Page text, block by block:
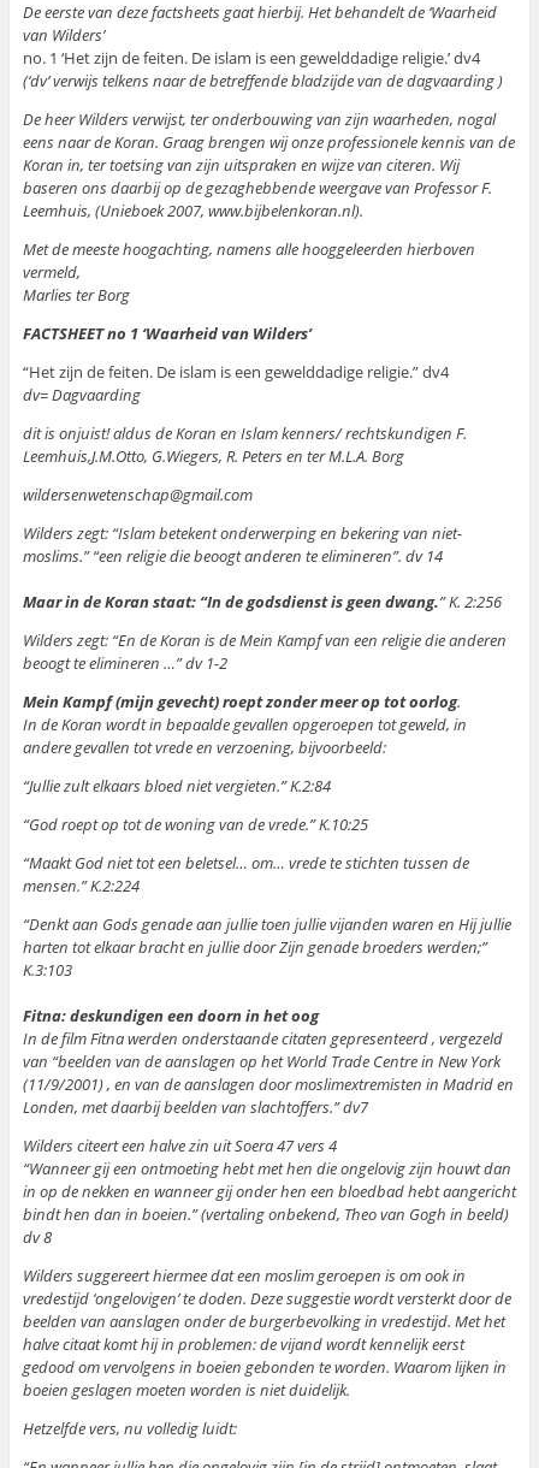
De eerste van deze factsheets gaat hierbij. Het behandelt de ‘Waarheid
van Wilders’
no. 1 ‘Het zijn de feiten. De islam is een gewelddadige religie.’ dv4
(‘dv’ verwijs telkens naar de betreffende bladzijde van de dagvaarding )
De heer Wilders verwijst, ter onderbouwing van zijn waarheden, nogal
eens naar de Koran. Graag brengen wij onze professionele kennis van de
Koran in, ter toetsing van zijn uitspraken en wijze van citeren. Wij
baseren ons daarbij op de gezaghebbende weergave van Professor F.
Leemhuis, (Unieboek 2007, www.bijbelenkoran.nl).
Met de meeste hoogachting, namens alle hooggeleerden hierboven
vermeld,
Marlies ter Borg
FACTSHEET no 1 ‘Waarheid van Wilders’
“Het zijn de feiten. De islam is een gewelddadige religie.” dv4
dv= Dagvaarding
dit is onjuist! aldus de Koran en Islam kenners/ rechtskundigen F.
Leemhuis,J.M.Otto, G.Wiegers, R. Peters en ter M.L.A. Borg
wildersenwetenschap@gmail.com
Wilders zegt: “Islam betekent onderwerping en bekering van niet-
moslims.” “een religie die beoogt anderen te elimineren”. dv 14
Maar in de Koran staat: “In de godsdienst is geen dwang.” K. 2:256
Wilders zegt: “En de Koran is de Mein Kampf van een religie die anderen
beoogt te elimineren …” dv 1-2
Mein Kampf (mijn gevecht) roept zonder meer op tot oorlog.
In de Koran wordt in bepaalde gevallen opgeroepen tot geweld, in
andere gevallen tot vrede en verzoening, bijvoorbeeld:
“Jullie zult elkaars bloed niet vergieten.” K.2:84
“God roept op tot de woning van de vrede.” K.10:25
“Maakt God niet tot een beletsel… om… vrede te stichten tussen de
mensen.” K.2:224
“Denkt aan Gods genade aan jullie toen jullie vijanden waren en Hij jullie
harten tot elkaar bracht en jullie door Zijn genade broeders werden;”
K.3:103
Fitna: deskundigen een doorn in het oog
In de film Fitna werden onderstaande citaten gepresenteerd , vergezeld
van “beelden van de aanslagen op het World Trade Centre in New York
(11/9/2001) , en van de aanslagen door moslimextremisten in Madrid en
Londen, met daarbij beelden van slachtoffers.” dv7
Wilders citeert een halve zin uit Soera 47 vers 4
“Wanneer gij een ontmoeting hebt met hen die ongelovig zijn houwt dan
in op de nekken en wanneer gij onder hen een bloedbad hebt aangericht
bindt hen dan in boeien.” (vertaling onbekend, Theo van Gogh in beeld)
dv 8
Wilders suggereert hiermee dat een moslim geroepen is om ook in
vredestijd ‘ongelovigen’ te doden. Deze suggestie wordt versterkt door de
beelden van aanslagen onder de burgerbevolking in vredestijd. Met het
halve citaat komt hij in problemen: de vijand wordt kennelijk eerst
gedood om vervolgens in boeien gebonden te worden. Waarom lijken in
boeien geslagen moeten worden is niet duidelijk.
Hetzelfde vers, nu volledig luidt: